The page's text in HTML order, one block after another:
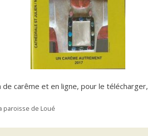
de carême et en ligne, pour le télécharger,
paroisse de Loué